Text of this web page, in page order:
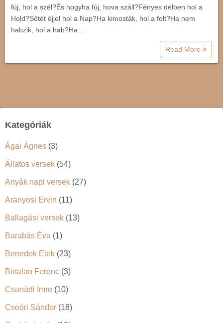
fúj, hol a szél?És hogyha fúj, hova száll?Fényes délben hol a
Hold?Sötét éjjel hol a Nap?Ha kimosták, hol a folt?Ha nem
habzik, hol a hab?Ha…
Read More
Kategóriák
Ágai Ágnes (3)
Állatos versek (54)
Anyák napi versek (27)
Aranyosi Ervin (11)
Ballagási versek (13)
Barabás Éva (1)
Benedek Elek (23)
Birtalan Ferenc (3)
Csanádi Imre (10)
Csoóri Sándor (18)